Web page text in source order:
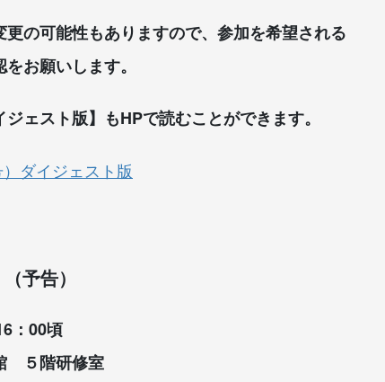
更の可能性もありますので、参加を希望される
お願いします。
ジェスト版】もHPで読むことができます。
ダイジェスト版
予告）
：00頃
５階研修室